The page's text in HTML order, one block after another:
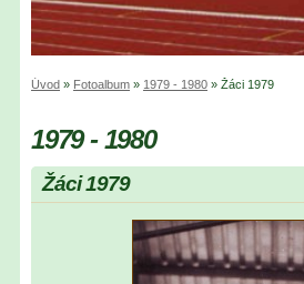
Úvod » Fotoalbum » 1979 - 1980 » Žáci 1979
1979 - 1980
Žáci 1979